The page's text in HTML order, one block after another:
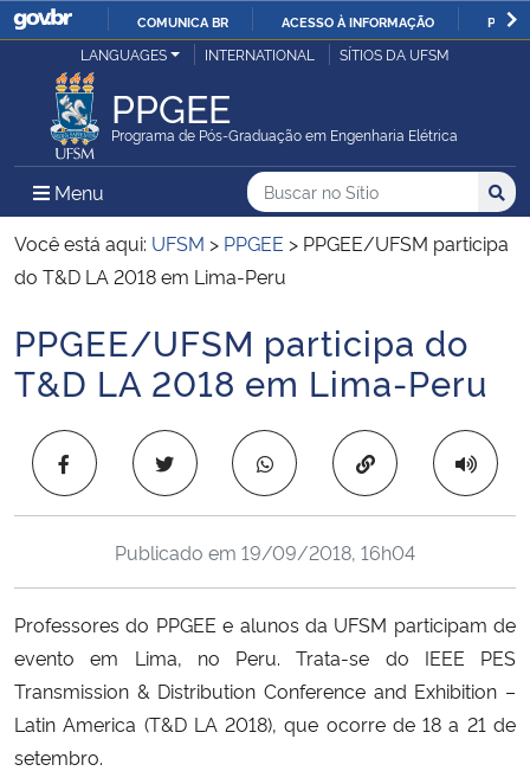
IR
COMUNICA BR ACESSO À INFORMAÇÃO
Ministério da Justiça e Segurança Pública
Ministério da Defesa
Ministério das Relações Exteriores
Ministério da Infraestrutura
Ministério da Educação
Ministério da Cidadania
Ministério da Ciência, Tecnologia, Inovações e Comunicações
LANGUAGES INTERNATIONAL SÍTIOS DA UFSM
PPGEE
Programa de Pós-Graduação em Engenharia Elétrica
Menu Menu Principal do Sítio
Busca
Buscar no no Sítio
Busca:
Você está aqui: UFSM > PPGEE > PPGEE/UFSM participa
do T&D LA 2018 em Lima-Peru
Início do conteúdo
PPGEE/UFSM participa do
T&D LA 2018 em Lima-Peru
Copiar para área
Publicado em 19/09/2018, 16h04
Professores do PPGEE e alunos da UFSM participam de
evento em Lima, no Peru. Trata-se do IEEE PES
Transmission & Distribution Conference and Exhibition –
Latin America (T&D LA 2018), que ocorre de 18 a 21 de
setembro.